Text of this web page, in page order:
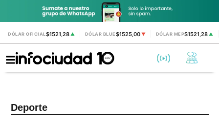
DÓLAR OFICIAL$1521,28 ▲ DÓLAR BLUE$1525,00 ▼ DÓLAR MEP$1521,28▲
Deporte